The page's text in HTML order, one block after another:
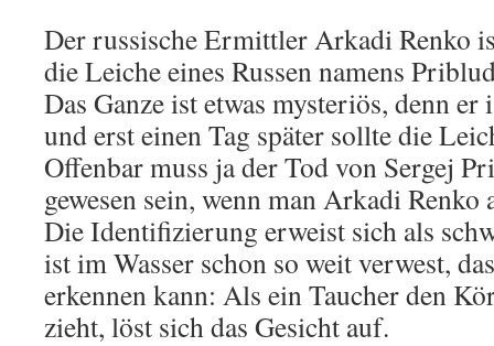
Der russische Ermittler Arkadi Renko
die Leiche eines Russen namens
Das Ganze ist etwas mysteriös, denn
und erst einen Tag später sollte die
Offenbar muss ja der Tod von Sergej
gewesen sein, wenn man Arkadi
Die Identifizierung erweist sich als
ist im Wasser schon so weit verwest,
erkennen kann: Als ein Taucher den
zieht, löst sich das Gesicht auf.